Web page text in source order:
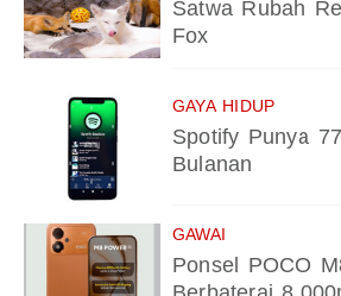
Satwa Rubah
Fox
GAYA HIDUP
Spotify Punya
Bulanan
GAWAI
Ponsel POCO